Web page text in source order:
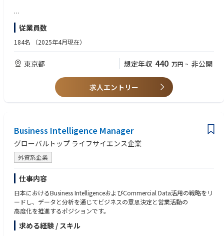
※変更の範囲:会社の定める業務
■歓迎スキル
・英語力がある方
・CRO等業界経験がある方
■求める人物像
・自ら考えて行動できる方
・責任感を持って行動できる方
従業員数
184名 （2025年4月現在）
東京都 想定年収 440 万円 ~ 非公開
求人エントリー
Business Intelligence Manager
グローバルトップ ライフサイエンス企業
外資系企業
仕事内容
日本におけるBusiness IntelligenceおよびCommercial Data活用の戦略をリ
ードし、データと分析を通じてビジネスの意思決定と営業活動の
高度化を推進するポジションです。
求める経験 / スキル